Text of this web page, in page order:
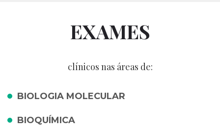
EXAMES
clínicos nas áreas de:
BIOLOGIA MOLECULAR
BIOQUÍMICA